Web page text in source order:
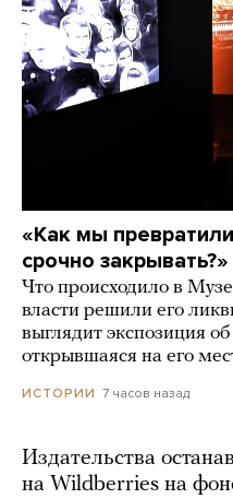
«Как мы
срочно закрывать?»
Что происходило в
власти решили его
выглядит экспозиция
открывшаяся на его
ИСТОРИИ 7 часов назад
Издательства
на Wildberries на